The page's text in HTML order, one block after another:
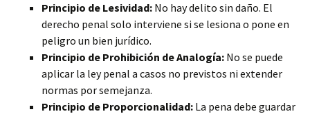
Principio de Lesividad: No hay delito sin daño. El
derecho penal solo interviene si se lesiona o pone en
peligro un bien jurídico.
Principio de Prohibición de Analogía: No se puede
aplicar la ley penal a casos no previstos ni extender
normas por semejanza.
Principio de Proporcionalidad: La pena debe guardar